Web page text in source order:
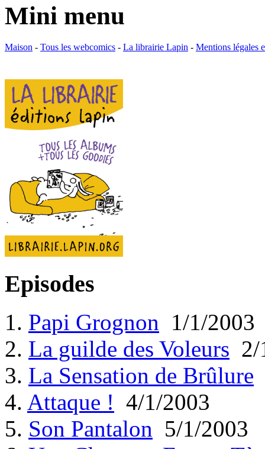
Mini menu
Maison - Tous les webcomics - La librairie Lapin - Mentions légales
Episodes
1. Papi Grognon 1/1/2003
2. La guilde des Voleurs 2/
3. La Sensation de Brûlure
4. Attaque ! 4/1/2003
5. Son Pantalon 5/1/2003